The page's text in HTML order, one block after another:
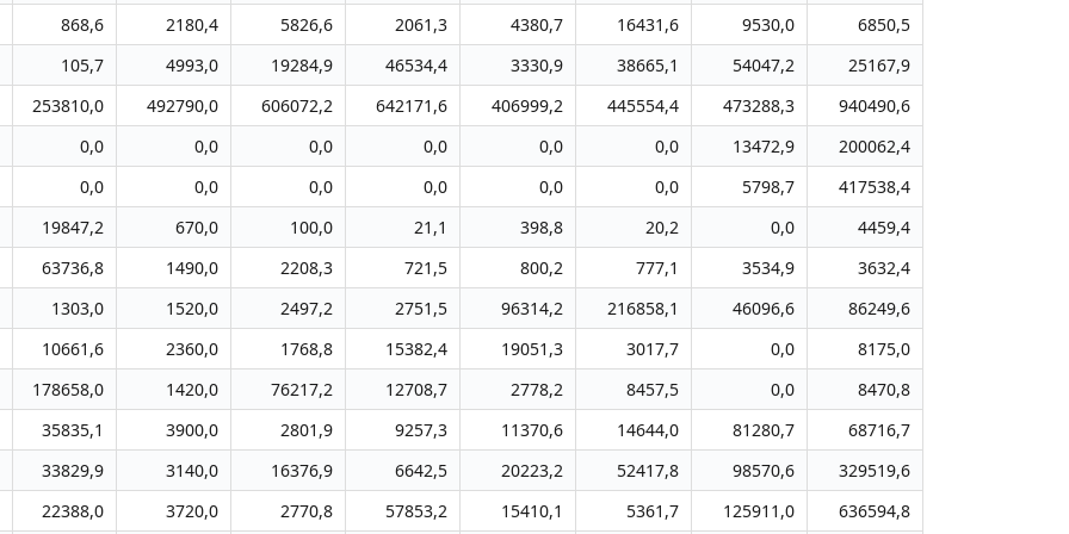
868,6 2180,4 5826,6 2061,3 4380,7 16431,6 9530,0
6850,5
105,7
4993,0 19284,9 46534,4 3330,9 38665,1 54047,2
25167,9
253810,0
492790,0 606072,2 642171,6 406999,2 445554,4 473288,3
940490,6
0,0
0,0 0,0 0,0 0,0 0,0 13472,9
200062,4
0,0
0,0 0,0 0,0 0,0 0,0 5798,7
417538,4
19847,2
670,0 100,0 21,1 398,8 20,2 0,0
4459,4
63736,8
1490,0 2208,3 721,5 800,2 777,1 3534,9
3632,4
1303,0
1520,0 2497,2 2751,5 96314,2 216858,1 46096,6
86249,6
10661,6
2360,0 1768,8 15382,4 19051,3 3017,7 0,0
8175,0
178658,0
1420,0 76217,2 12708,7 2778,2 8457,5 0,0
8470,8
35835,1
3900,0 2801,9 9257,3 11370,6 14644,0 81280,7
68716,7
33829,9
3140,0 16376,9 6642,5 20223,2 52417,8 98570,6
329519,6
22388,0
3720,0 2770,8 57853,2 15410,1 5361,7 125911,0 636594,8